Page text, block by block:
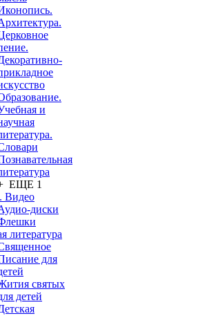
и
ЕЩЕ 1
Видео
диски
литература
для
святых
детей